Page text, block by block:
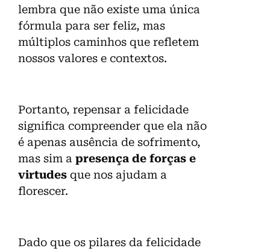
lembra que não existe uma única
fórmula para ser feliz, mas
múltiplos caminhos que refletem
nossos valores e contextos.
Portanto, repensar a felicidade
significa compreender que ela não
é apenas ausência de sofrimento,
mas sim a presença de forças e
virtudes que nos ajudam a
florescer.
Dado que os pilares da felicidade